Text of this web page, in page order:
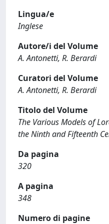
Lingua/e
Inglese
Autore/i del Volume
A. Antonetti, R. Berardi
Curatori del Volume
A. Antonetti, R. Berardi
Titolo del Volume
The Various Models of
the Ninth and Fifteenth
Da pagina
320
A pagina
348
Numero di pagine